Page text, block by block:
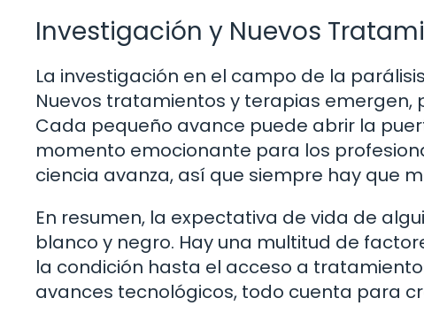
Investigación y Nuevos
La investigación en el campo de la
Nuevos tratamientos y terapias
Cada pequeño avance puede abrir la
momento emocionante para los
ciencia avanza, así que siempre hay que
En resumen, la expectativa de vida de
blanco y negro. Hay una multitud de
la condición hasta el acceso a
avances tecnológicos, todo cuenta para